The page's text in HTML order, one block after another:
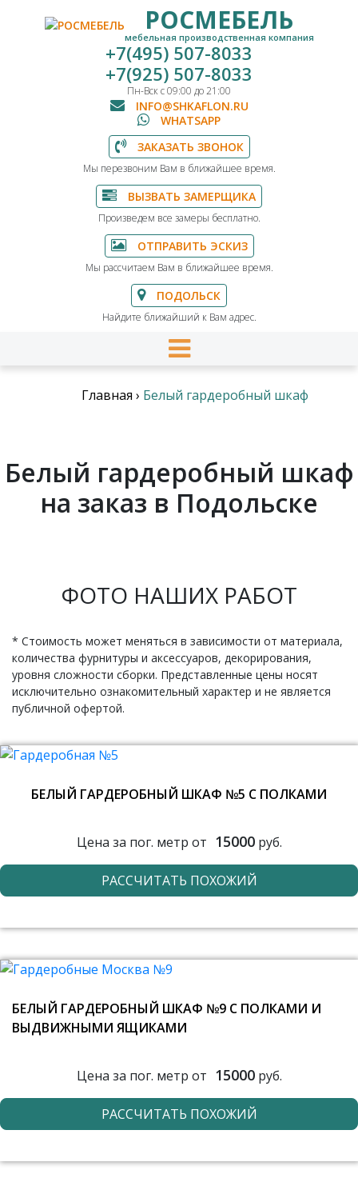
РОСМЕБЕЛЬ
мебельная производственная компания
+7(495) 507-8033
+7(925) 507-8033
Пн-Вск с 09:00 до 21:00
INFO@SHKAFLON.RU
WHATSAPP
ЗАКАЗАТЬ ЗВОНОК
Мы перезвоним Вам в ближайшее время.
ВЫЗВАТЬ ЗАМЕРЩИКА
Произведем все замеры бесплатно.
ОТПРАВИТЬ ЭСКИЗ
Мы рассчитаем Вам в ближайшее время.
ПОДОЛЬСК
Найдите ближайший к Вам адрес.
Главная › Белый гардеробный шкаф
Белый гардеробный шкаф
на заказ в Подольске
ФОТО НАШИХ РАБОТ
* Стоимость может меняться в зависимости от материала,
количества фурнитуры и аксессуаров, декорирования,
уровня сложности сборки. Представленные цены носят
исключительно ознакомительный характер и не является
публичной офертой.
БЕЛЫЙ ГАРДЕРОБНЫЙ ШКАФ №5 С ПОЛКАМИ
Цена за пог. метр от 15000руб.
РАССЧИТАТЬ ПОХОЖИЙ
БЕЛЫЙ ГАРДЕРОБНЫЙ ШКАФ №9 С ПОЛКАМИ И
ВЫДВИЖНЫМИ ЯЩИКАМИ
Цена за пог. метр от 15000руб.
РАССЧИТАТЬ ПОХОЖИЙ